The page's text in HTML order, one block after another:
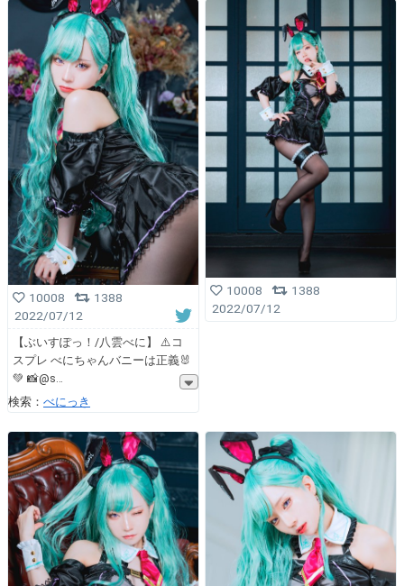
10008
1388
2022/07/12
【ぶいすぽっ！/八雲べに】 ⚠️コ
スプレ べにちゃんバニーは正義🐰
💚 📸@s
検索： べにっき
10008
1388
2022/07/12